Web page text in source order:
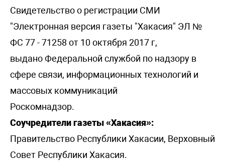
Свидетельство о регистрации СМИ
"Электронная версия газеты "Хакасия" ЭЛ №
ФС 77 - 71258 от 10 октября 2017 г,
выдано Федеральной службой по надзору в
сфере связи, информационных технологий и
массовых коммуникаций
Роскомнадзор.
Соучредители газеты «Хакасия»:
Правительство Республики Хакасии, Верховный
Совет Республики Хакасия.